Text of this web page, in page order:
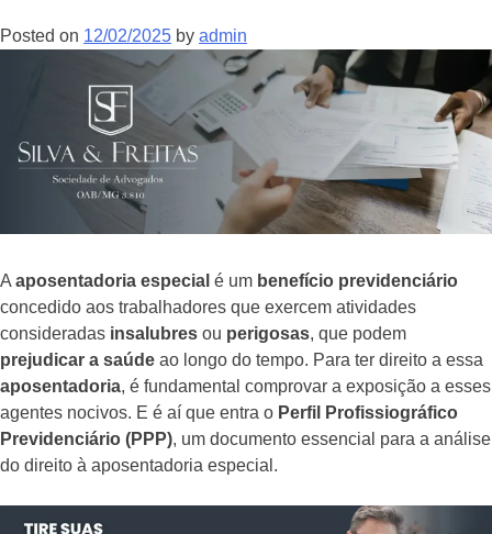
Posted on 12/02/2025 by admin
A aposentadoria especial é um benefício previdenciário
concedido aos trabalhadores que exercem atividades
consideradas insalubres ou perigosas, que podem
prejudicar a saúde ao longo do tempo. Para ter direito a essa
aposentadoria, é fundamental comprovar a exposição a esses
agentes nocivos. E é aí que entra o Perfil Profissiográfico
Previdenciário (PPP), um documento essencial para a análise
do direito à aposentadoria especial.